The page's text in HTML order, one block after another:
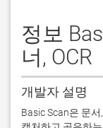
정보
너, OCR
개발자 설명
Basic Scan은 문